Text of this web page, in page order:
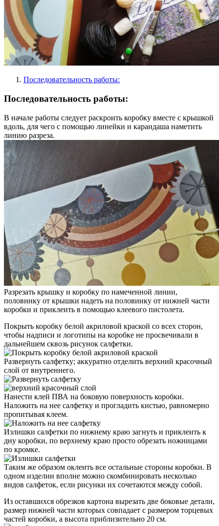
Последовательность работы:
Последовательность работы:
В начале работы следует раскроить коробку вместе с крышкой
вдоль, для чего с помощью линейки и карандаша наметить
линию разреза.
Разрезать крышку и коробку по намеченной линии,
половинку от крышки надеть на половинку от нижней части
коробки и приклеить в помощью клеевого пистолета.
Покрыть коробку белой акриловой краской со всех сторон,
чтобы надписи и логотипы на коробке не просвечивали в
дальнейшем сквозь рисунок салфетки.
Развернуть салфетку; аккуратно отделить верхний красочный
слой от внутреннего.
Нанести клей ПВА на боковую поверхность коробки.
Наложить на нее салфетку и прогладить кистью, равномерно
пропитывая клеем.
Излишки салфетки по нижнему краю загнуть и приклеить к
дну коробки, по верхнему краю просто обрезать ножницами
по кромке.
Таким же образом оклеить все остальные стороны коробки. В
одном изделии вполне можно скомбинировать несколько
видов салфеток, если рисунки их сочетаются между собой.
Из оставшихся обрезков картона вырезать две боковые детали,
размер нижней части которых совпадает с размером торцевых
частей коробки, а высота приблизительно 20 см.